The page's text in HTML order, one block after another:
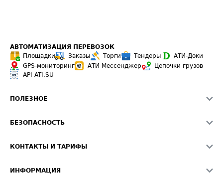
АВТОМАТИЗАЦИЯ ПЕРЕВОЗОК
Площадки
Заказы Торги Тендеры
АТИ-Доки
GPS-мониторинг
АТИ Мессенджер
Цепочки грузов
API ATI.SU
ПОЛЕЗНОЕ
Звезды ATI.SU на вашем сайте
Средние ставки
БЕЗОПАСНОСТЬ
Светофор+
КОНТАКТЫ И ТАРИФЫ
ИНФОРМАЦИЯ